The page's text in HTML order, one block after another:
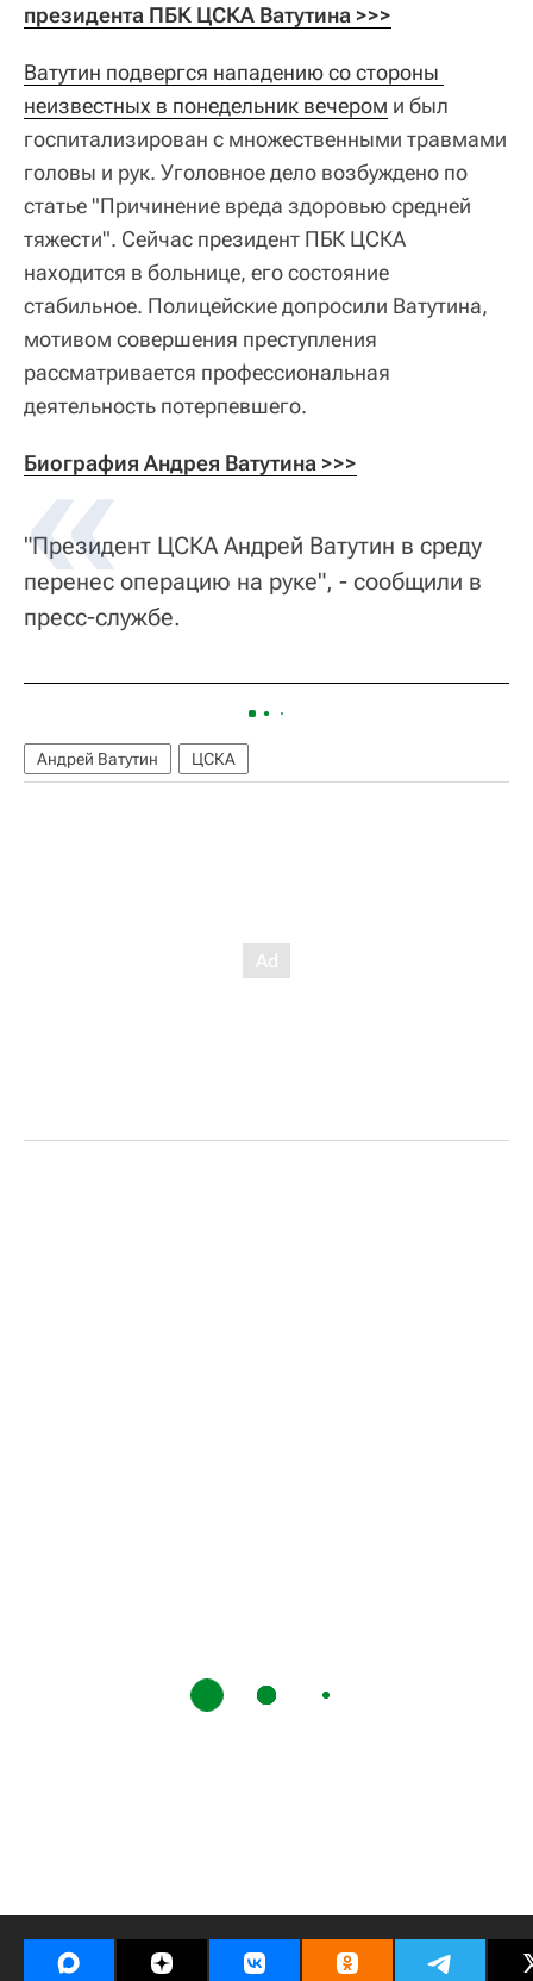
президента ПБК ЦСКА Ватутина >>>
Ватутин подвергся нападению со стороны
неизвестных в понедельник вечером и был
госпитализирован с множественными травмами
головы и рук. Уголовное дело возбуждено по
статье "Причинение вреда здоровью средней
тяжести". Сейчас президент ПБК ЦСКА
находится в больнице, его состояние
стабильное. Полицейские допросили Ватутина,
мотивом совершения преступления
рассматривается профессиональная
деятельность потерпевшего.
Биография Андрея Ватутина >>>
"Президент ЦСКА Андрей Ватутин в среду
перенес операцию на руке", - сообщили в
пресс-службе.
Андрей Ватутин ЦСКА